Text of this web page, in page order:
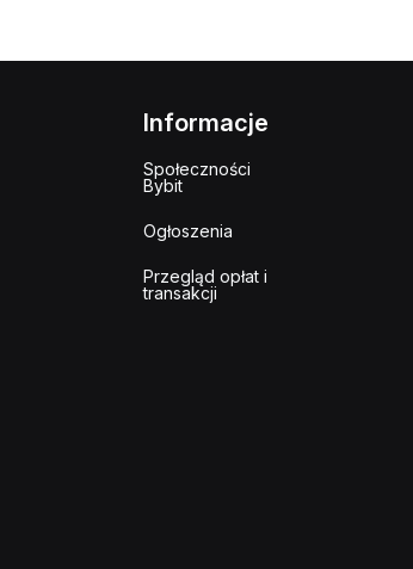
Informacje
Społeczności
Bybit
Ogłoszenia
Przegląd opłat i
transakcji